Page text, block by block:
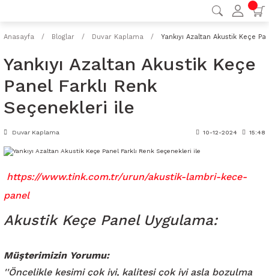
Anasayfa Bloglar Duvar Kaplama Yankıyı Azaltan Akustik Keçe
Yankıyı Azaltan Akustik Keçe
Panel Farklı Renk
Seçenekleri ile
Duvar Kaplama 10-12-2024 15:48
https://www.tink.com.tr/urun/akustik-lambri-kece-
panel
Akustik Keçe Panel Uygulama:
Müşterimizin Yorumu:
''Öncelikle kesimi çok iyi, kalitesi çok iyi asla bozulma